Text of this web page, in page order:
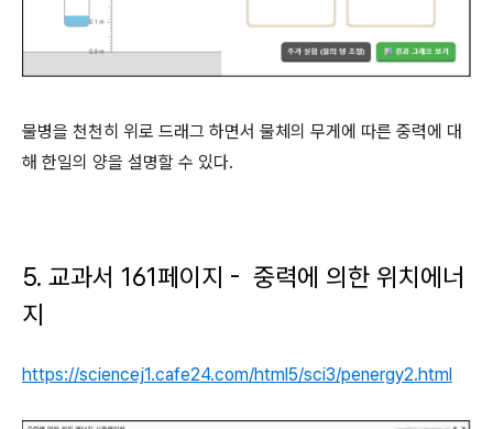
물병을 천천히 위로 드래그 하면서 물체의 무게에 따른 중력에 대
해 한일의 양을 설명할 수 있다.
5. 교과서 161페이지 - 중력에 의한 위치에너
지
https://sciencej1.cafe24.com/html5/sci3/penergy2.html